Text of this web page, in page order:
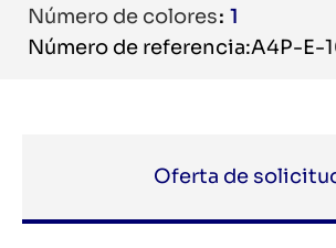
Número de colores 1
Número de referencia:A4P-E-
Oferta de